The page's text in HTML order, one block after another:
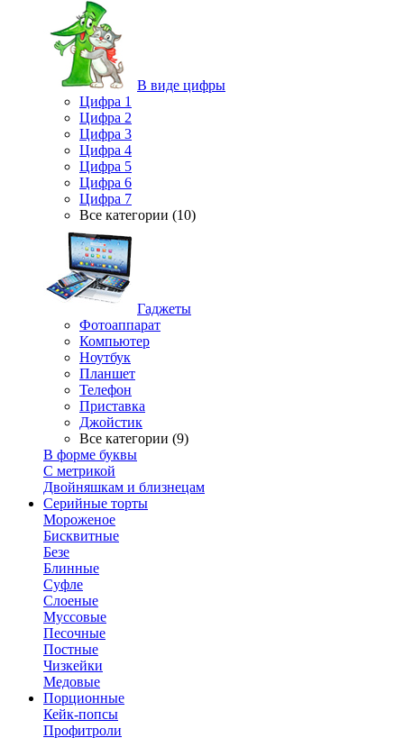
В виде цифры
Цифра 1
Цифра 2
Цифра 3
Цифра 4
Цифра 5
Цифра 6
Цифра 7
Все категории (10)
Гаджеты
Фотоаппарат
Компьютер
Ноутбук
Планшет
Телефон
Приставка
Джойстик
Все категории (9)
В форме буквы
С метрикой
Двойняшкам и близнецам
Серийные торты
Мороженое
Бисквитные
Безе
Блинные
Суфле
Слоеные
Муссовые
Песочные
Постные
Чизкейки
Медовые
Порционные
Кейк-попсы
Профитроли